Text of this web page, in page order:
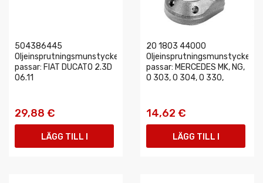
504386445
Oljeinsprutningsmunstycke
passar: FIAT DUCATO 2.3D
06.11
29,88 €
LÄGG TILL I
20 1803 44000
Oljeinsprutningsmunstycke
passar: MERCEDES MK, NG,
O 303, O 304, O 330,
14,62 €
LÄGG TILL I